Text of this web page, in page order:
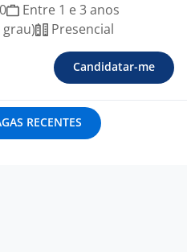
Entre 1 e 3 anos
grau)
Presencial
Candidatar-me
RECENTES